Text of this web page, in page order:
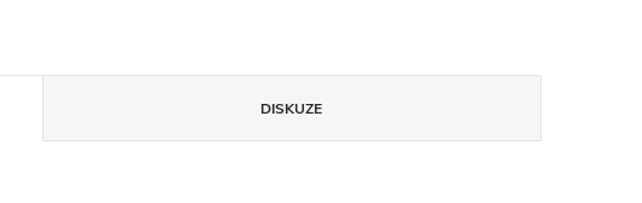
DISKUZE